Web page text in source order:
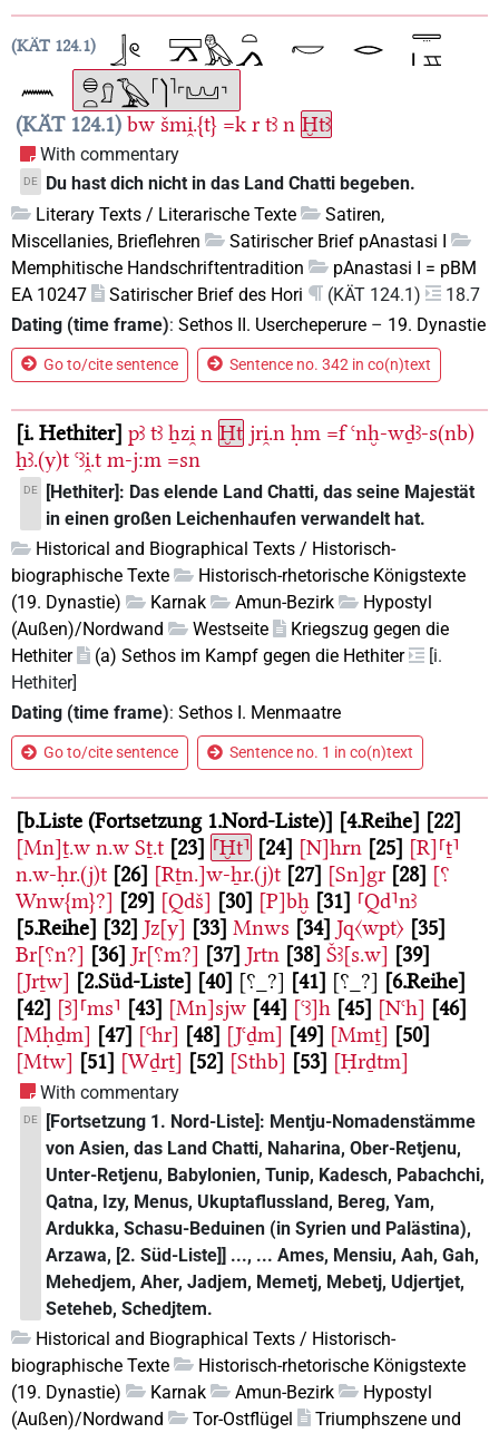
KÄT 124.1
KÄT 124.1 bw šmi̯.{t} =k r tꜣ n Ḫtꜣ
With commentary
DE
Du hast dich nicht in das Land Chatti begeben.
Literary Texts / Literarische Texte
Satiren,
Miscellanies, Brieflehren
Satirischer Brief pAnastasi I
Memphitische Handschriftentradition
pAnastasi I = pBM
EA 10247
Satirischer Brief des Hori (KÄT 124.1)
18.7
Dating (time frame): Sethos II. Usercheperure – 19. Dynastie
Go to/cite sentence Sentence no. 342 in co(n)text
i. Hethiter pꜣ tꜣ ẖzi̯ n Ḫt jri̯.n ḥm =f ꜥnḫ-wḏꜣ-s(nb)
ẖꜣ.(y)t ꜥꜣi̯.t m-j:m =sn
DE
[Hethiter]: Das elende Land Chatti, das seine Majestät
in einen großen Leichenhaufen verwandelt hat.
Historical and Biographical Texts / Historisch-
biographische Texte
Historisch-rhetorische Königstexte
(19. Dynastie)
Karnak Amun-Bezirk
Hypostyl
(Außen)/Nordwand
Westseite
Kriegszug gegen die
Hethiter
(a) Sethos im Kampf gegen die Hethiter
[i.
Hethiter]
Dating (time frame): Sethos I. Menmaatre
Go to/cite sentence Sentence no. 1 in co(n)text
b.Liste (Fortsetzung 1.Nord-Liste) 4.Reihe
22
[Mn]ṯ.w n.w Sṯ.t 23 ⸢Ḫt⸣ 24 [N]hrn 25
[R]⸢ṯ⸣
n.w-ḥr.(j)t 26 [Rṯn.]w-ẖr.(j)t 27 [Sn]gr 28
[⸮
Wnw{m}?]
29 [Qdš] 30 [P]bḫ 31
⸢Qd⸣nꜣ
5.Reihe
32 Jz[y] 33 Mnws 34 Jq〈wpt〉 35
Br[⸮n?]
36 Jr[⸮m?] 37 Jrtn 38 Šꜣ[s.w]
39
[Jrṯw]
2.Süd-Liste 40 [⸮_?] 41 [⸮_?]
6.Reihe
42
[Ꜣ]⸢ms⸣ 43 [Mn]sjw 44 [ꜥꜣ]h 45 [Nꜥh]
46
[Mḥḏm]
47 [Ꜥhr] 48 [Jꜥḏm] 49 [Mmṯ]
50
[Mtw]
51 [Wḏrṯ] 52 [Sthb] 53 [Ḥrḏtm]
With commentary
DE
[Fortsetzung 1. Nord-Liste]: Mentju-Nomadenstämme
von Asien, das Land Chatti, Naharina, Ober-Retjenu,
Unter-Retjenu, Babylonien, Tunip, Kadesch, Pabachchi,
Qatna, Izy, Menus, Ukuptaflussland, Bereg, Yam,
Ardukka, Schasu-Beduinen (in Syrien und Palästina),
Arzawa, [2. Süd-Liste]] ..., ... Ames, Mensiu, Aah, Gah,
Mehedjem, Aher, Jadjem, Memetj, Mebetj, Udjertjet,
Seteheb, Schedjtem.
Historical and Biographical Texts / Historisch-
biographische Texte
Historisch-rhetorische Königstexte
(19. Dynastie)
Karnak Amun-Bezirk
Hypostyl
(Außen)/Nordwand
Tor-Ostflügel
Triumphszene und